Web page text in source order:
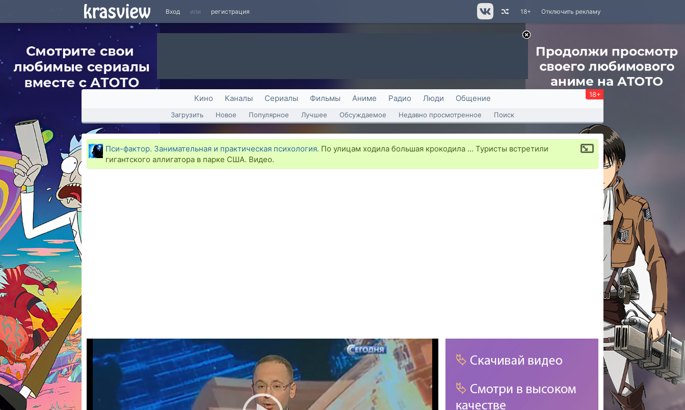
Вход или регистрация Отключить рекламу
18+
Кино Каналы Сериалы Фильмы Аниме Радио Люди Общение 18+
Загрузить Новое Популярное Лучшее Обсуждаемое Недавно просмотренное Поиск
Пси-фактор. Занимательная и практическая психология. По улицам ходила большая крокодила ... Туристы встретили
гигантского аллигатора в парке США. Видео.